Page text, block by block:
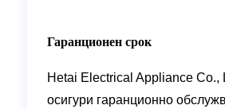
Гаранционен срок
Hetai Electrical Appliance Co.,
осигури гаранционно